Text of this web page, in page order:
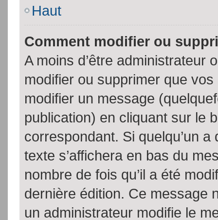
Haut
Comment modifier ou
A moins d’être administrateur
modifier ou supprimer que
modifier un message
publication) en cliquant sur le
correspondant. Si quelqu’un
texte s’affichera en bas du
nombre de fois qu’il a été
dernière édition. Ce message
un administrateur modifie le